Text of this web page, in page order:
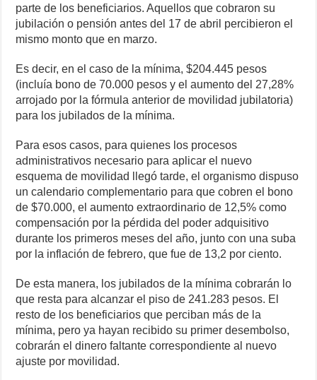
parte de los beneficiarios. Aquellos que cobraron su
jubilación o pensión antes del 17 de abril percibieron el
mismo monto que en marzo.
Es decir, en el caso de la mínima, $204.445 pesos
(incluía bono de 70.000 pesos y el aumento del 27,28%
arrojado por la fórmula anterior de movilidad jubilatoria)
para los jubilados de la mínima.
Para esos casos, para quienes los procesos
administrativos necesario para aplicar el nuevo
esquema de movilidad llegó tarde, el organismo dispuso
un calendario complementario para que cobren el bono
de $70.000, el aumento extraordinario de 12,5% como
compensación por la pérdida del poder adquisitivo
durante los primeros meses del año, junto con una suba
por la inflación de febrero, que fue de 13,2 por ciento.
De esta manera, los jubilados de la mínima cobrarán lo
que resta para alcanzar el piso de 241.283 pesos. El
resto de los beneficiarios que perciban más de la
mínima, pero ya hayan recibido su primer desembolso,
cobrarán el dinero faltante correspondiente al nuevo
ajuste por movilidad.